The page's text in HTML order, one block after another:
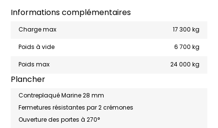
Informations complémentaires
Charge max
17 300 kg
Poids à vide
6 700 kg
Poids max
24 000 kg
Plancher
Contreplaqué Marine 28 mm
Fermetures résistantes par 2 crémones
Ouverture des portes à 270°